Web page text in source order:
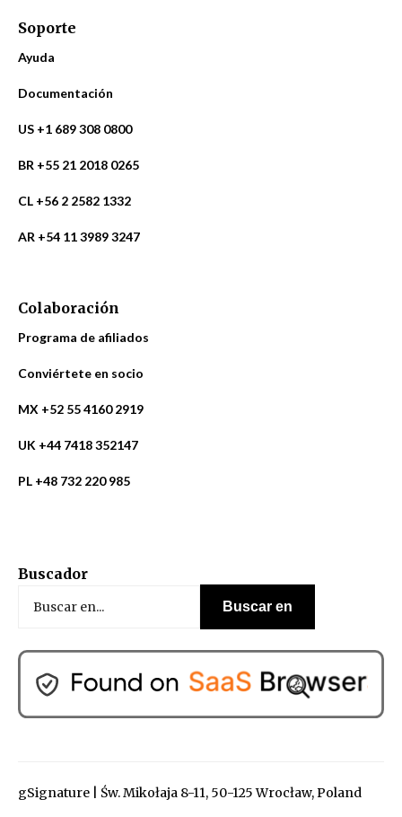
Soporte
Ayuda
Documentación
US +1 689 308 0800
BR +55 21 2018 0265
CL +56 2 2582 1332
AR +54 11 3989 3247
Colaboración
Programa de afiliados
Conviértete en socio
MX +52 55 4160 2919
UK +44 7418 352147
PL +48 732 220 985
Buscador
gSignature | Św. Mikołaja 8-11, 50-125 Wrocław, Poland